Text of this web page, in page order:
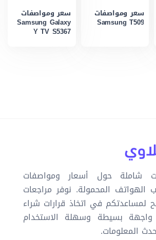
سعر ومواصفات
Samsung T509
سعر ومواصفات
Samsung Galaxy
Y TV S5367
شاملة حول أسعار ومواصفات
الهواتف المحمولة. نوفر مراجعات
لمساعدتكم في اتخاذ قرارات شراء
واجهة بسيطة وسهلة الاستخدام
المعلومات.